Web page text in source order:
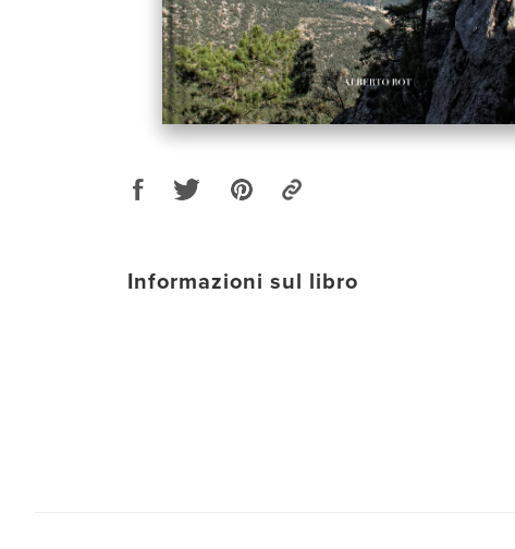
Informazioni sul libro